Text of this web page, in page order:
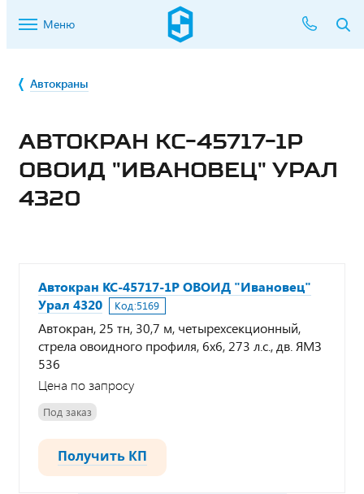
Меню
Автокраны
АВТОКРАН КС-45717-1Р
ОВОИД "ИВАНОВЕЦ" УРАЛ
4320
Автокран КС-45717-1Р ОВОИД "Ивановец"
Урал 4320
Код:5169
Автокран, 25 тн, 30,7 м, четырехсекционный,
стрела овоидного профиля, 6х6, 273 л.с., дв. ЯМЗ
536
Цена по запросу
Под заказ
Получить КП